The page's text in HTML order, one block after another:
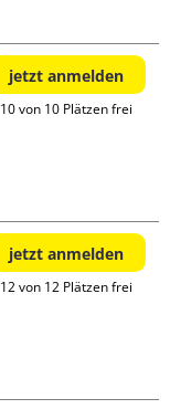
jetzt anmelden
10 von 10 Plätzen frei
jetzt anmelden
12 von 12 Plätzen frei